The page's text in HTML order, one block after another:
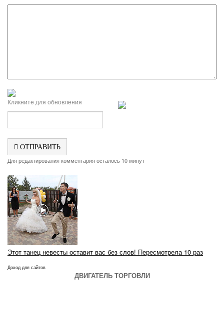
Кликните для обновления
ОТПРАВИТЬ
Для редактирования комментария осталось 10 минут
Этот танец невесты оставит вас без слов! Пересмотрела 10 раз
Доход для сайтов
ДВИГАТЕЛЬ ТОРГОВЛИ